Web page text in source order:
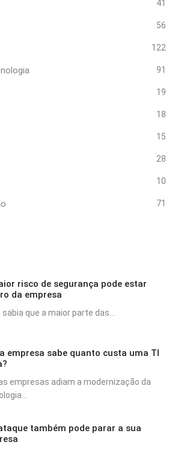
41
56
122
91
19
18
15
28
10
71
risco de segurança pode estar
da empresa
que a maior parte das...
empresa sabe quanto custa uma TI
empresas adiam a modernização da
também pode parar a sua